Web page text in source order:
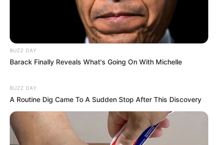
BUZZ DAY
Barack Finally Reveals What's Going On With Michelle
BUZZ DAY
A Routine Dig Came To A Sudden Stop After This Discovery